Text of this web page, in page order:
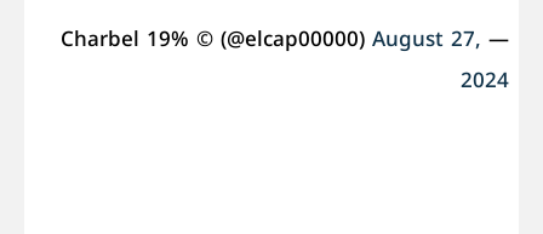
— Charbel 19% ©️ (@elcap00000)
August 27,
2024